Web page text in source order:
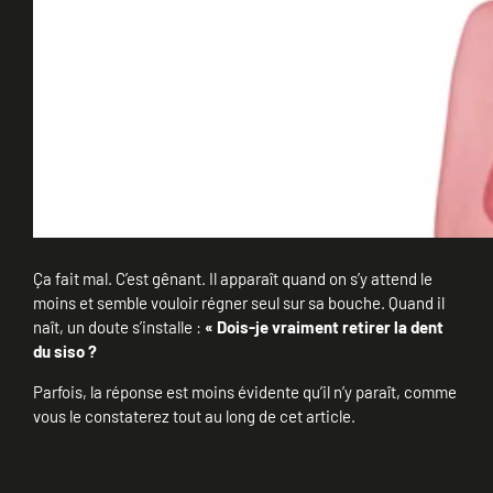
Ça fait mal. C’est gênant. Il apparaît quand on s’y attend le
moins et semble vouloir régner seul sur sa bouche. Quand il
naît, un doute s’installe : « Dois-je vraiment retirer la dent
du siso ?
Parfois, la réponse est moins évidente qu’il n’y paraît, comme
vous le constaterez tout au long de cet article.